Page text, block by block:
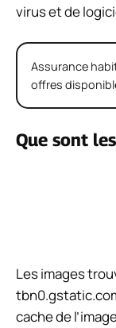
virus et de
Assurance
offres
Que sont
Les images
cache de